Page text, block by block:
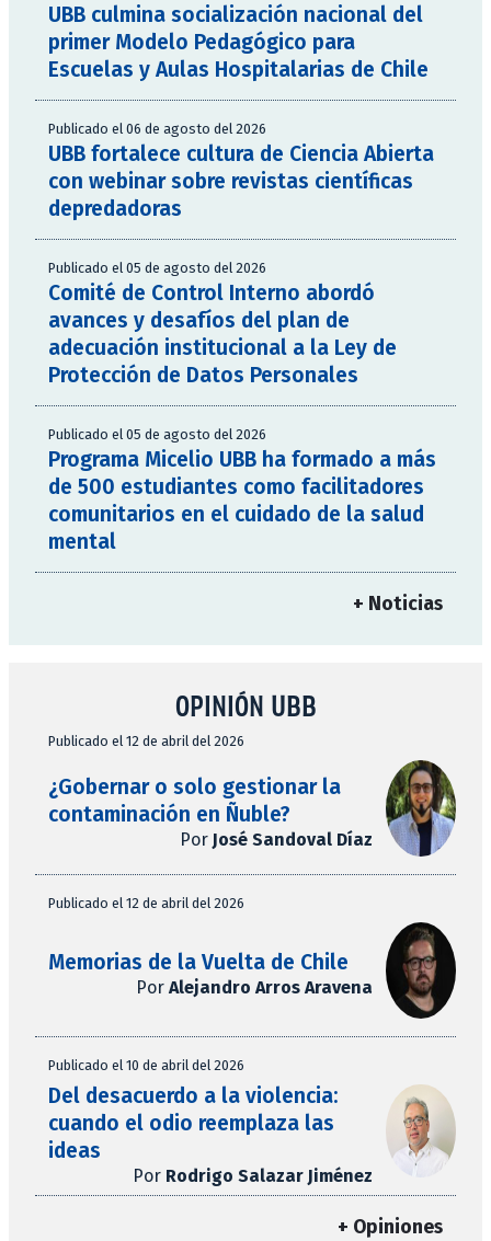
UBB culmina socialización nacional del
primer Modelo Pedagógico para
Escuelas y Aulas Hospitalarias de Chile
Publicado el 06 de agosto del 2026
UBB fortalece cultura de Ciencia Abierta
con webinar sobre revistas científicas
depredadoras
Publicado el 05 de agosto del 2026
Comité de Control Interno abordó
avances y desafíos del plan de
adecuación institucional a la Ley de
Protección de Datos Personales
Publicado el 05 de agosto del 2026
Programa Micelio UBB ha formado a más
de 500 estudiantes como facilitadores
comunitarios en el cuidado de la salud
mental
+ Noticias
OPINIÓN UBB
Publicado el 12 de abril del 2026
¿Gobernar o solo gestionar la
contaminación en Ñuble?
Por José Sandoval Díaz
Publicado el 12 de abril del 2026
Memorias de la Vuelta de Chile
Por Alejandro Arros Aravena
Publicado el 10 de abril del 2026
Del desacuerdo a la violencia:
cuando el odio reemplaza las
ideas
Por Rodrigo Salazar Jiménez
+ Opiniones